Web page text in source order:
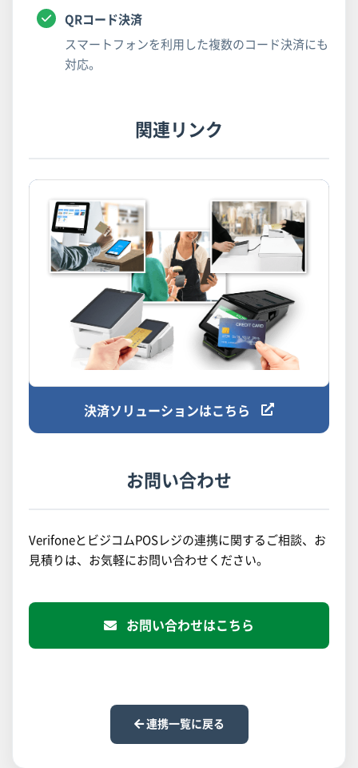
QRコード決済
スマートフォンを利用した複数のコード決済にも
対応。
関連リンク
決済ソリューションはこちら
お問い合わせ
VerifoneとビジコムPOSレジの連携に関するご相談、お
見積りは、お気軽にお問い合わせください。
お問い合わせはこちら
連携一覧に戻る